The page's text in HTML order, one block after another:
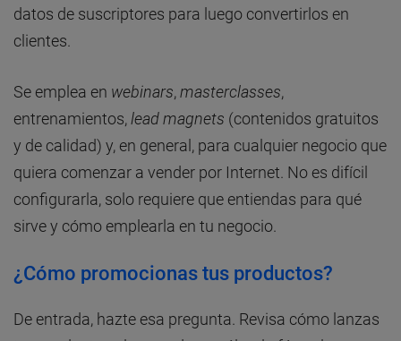
datos de suscriptores para luego convertirlos en
clientes.
Se emplea en webinars,masterclasses,
entrenamientos,lead magnets (contenidos gratuitos
y de calidad) y, en general, para cualquier negocio que
quiera comenzar a vender por Internet. No es difícil
configurarla, solo requiere que entiendas para qué
sirve y cómo emplearla en tu negocio.
¿Cómo promocionas tus productos?
De entrada, hazte esa pregunta. Revisa cómo lanzas